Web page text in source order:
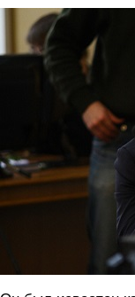
shishov_6.jpg